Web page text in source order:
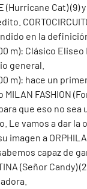
(Hurricane Cat) (9)
en la
m): Clásico Eliseo
general.
m): hace un
FASHION
que eso no sea
Le vamos a dar la
imagen a
capaz de
(Señor Candy)